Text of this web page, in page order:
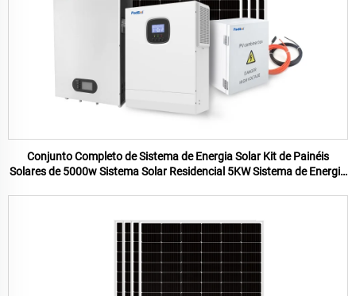
Conjunto Completo de Sistema de Energia Solar Kit de Painéis
Solares de 5000w Sistema Solar Residencial 5KW Sistema de Energia